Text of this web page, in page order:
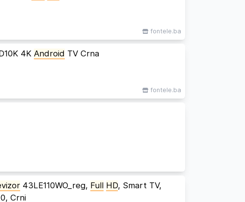
fontele.ba
4KAndroid TV Crna
fontele.ba
43LE110WO_reg, Full HD, Smart TV,
Crni